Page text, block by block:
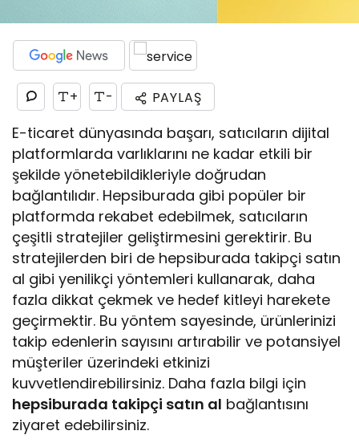
+ - PAYLAŞ
E-ticaret dünyasında başarı, satıcıların dijital
platformlarda varlıklarını ne kadar etkili bir
şekilde yönetebildikleriyle doğrudan
bağlantılıdır. Hepsiburada gibi popüler bir
platformda rekabet edebilmek, satıcıların
çeşitli stratejiler geliştirmesini gerektirir. Bu
stratejilerden biri de hepsiburada takipçi satın
al gibi yenilikçi yöntemleri kullanarak, daha
fazla dikkat çekmek ve hedef kitleyi harekete
geçirmektir. Bu yöntem sayesinde, ürünlerinizi
takip edenlerin sayısını artırabilir ve potansiyel
müşteriler üzerindeki etkinizi
kuvvetlendirebilirsiniz. Daha fazla bilgi için
hepsiburada takipçi satın al bağlantısını
ziyaret edebilirsiniz.